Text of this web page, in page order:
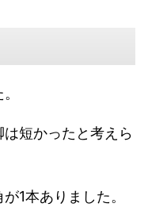
短かったと考えら
1本ありました。